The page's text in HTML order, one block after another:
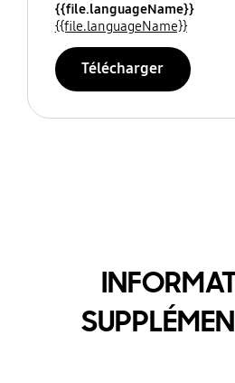
{{file.languageName}}
{{file.languageName}}
Télécharger